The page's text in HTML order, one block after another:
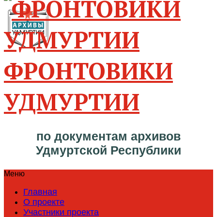
ФРОНТОВИКИ
УДМУРТИИ
по документам архивов
Удмуртской Республики
Меню
Главная
О проекте
Участники проекта